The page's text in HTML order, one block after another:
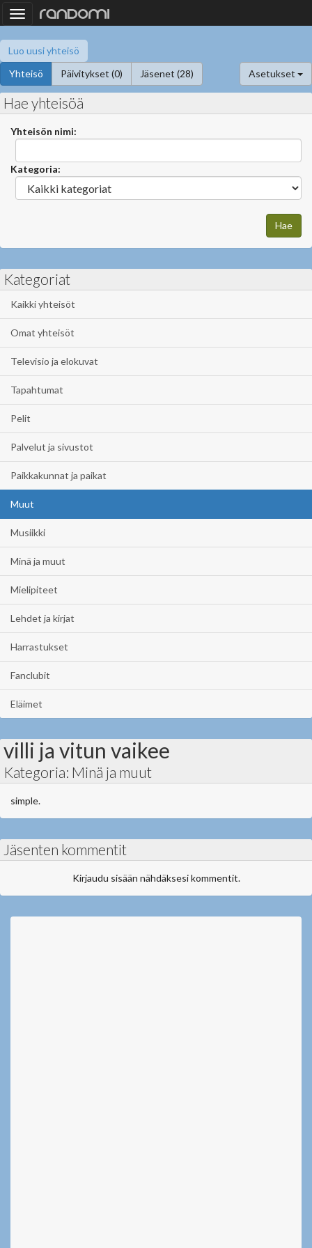
Toggle
navigation
Luo uusi yhteisö
Yhteisö
Päivitykset (0) Jäsenet (28) Asetukset
Hae yhteisöä
Yhteisön nimi:
Kategoria:
Kategoriat
Kaikki yhteisöt
Omat yhteisöt
Televisio ja elokuvat
Tapahtumat
Pelit
Palvelut ja sivustot
Paikkakunnat ja paikat
Muut
Musiikki
Minä ja muut
Mielipiteet
Lehdet ja kirjat
Harrastukset
Fanclubit
Eläimet
villi ja vitun vaikee
Kategoria: Minä ja muut
simple.
Jäsenten kommentit
Kirjaudu sisään nähdäksesi kommentit.